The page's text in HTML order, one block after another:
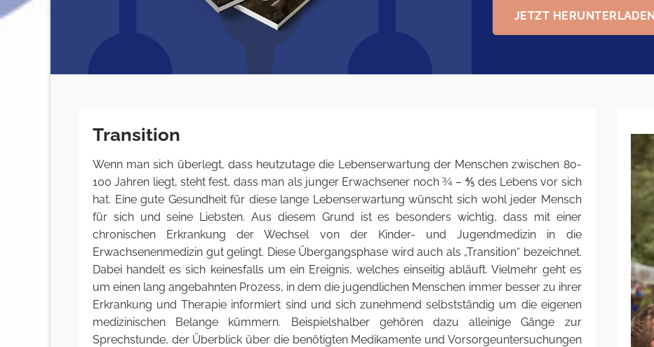
JETZT HERUNTERLADEN
Transition
Wenn man sich überlegt, dass heutzutage die Lebenserwartung der Menschen zwischen 80-
100 Jahren liegt, steht fest, dass man als junger Erwachsener noch ¾ – ⅘ des Lebens vor sich
hat. Eine gute Gesundheit für diese lange Lebenserwartung wünscht sich wohl jeder Mensch
für sich und seine Liebsten. Aus diesem Grund ist es besonders wichtig, dass mit einer
chronischen Erkrankung der Wechsel von der Kinder- und Jugendmedizin in die
Erwachsenenmedizin gut gelingt. Diese Übergangsphase wird auch als „Transition“ bezeichnet.
Dabei handelt es sich keinesfalls um ein Ereignis, welches einseitig abläuft. Vielmehr geht es
um einen lang angebahnten Prozess, in dem die jugendlichen Menschen immer besser zu ihrer
Erkrankung und Therapie informiert sind und sich zunehmend selbstständig um die eigenen
medizinischen Belange kümmern. Beispielshalber gehören dazu alleinige Gänge zur
Sprechstunde, der Überblick über die benötigten Medikamente und Vorsorgeuntersuchungen